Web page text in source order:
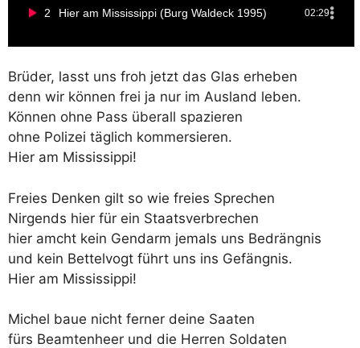
2 Hier am Mississippi (Burg Waldeck 1995) 02:29
Brüder, lasst uns froh jetzt das Glas erheben
denn wir können frei ja nur im Ausland leben.
Können ohne Pass überall spazieren
ohne Polizei täglich kommersieren.
Hier am Mississippi!
Freies Denken gilt so wie freies Sprechen
Nirgends hier für ein Staatsverbrechen
hier amcht kein Gendarm jemals uns Bedrängnis
und kein Bettelvogt führt uns ins Gefängnis.
Hier am Mississippi!
Michel baue nicht ferner deine Saaten
fürs Beamtenheer und die Herren Soldaten